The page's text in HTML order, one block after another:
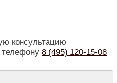
консультацию
8 (495) 120-15-08